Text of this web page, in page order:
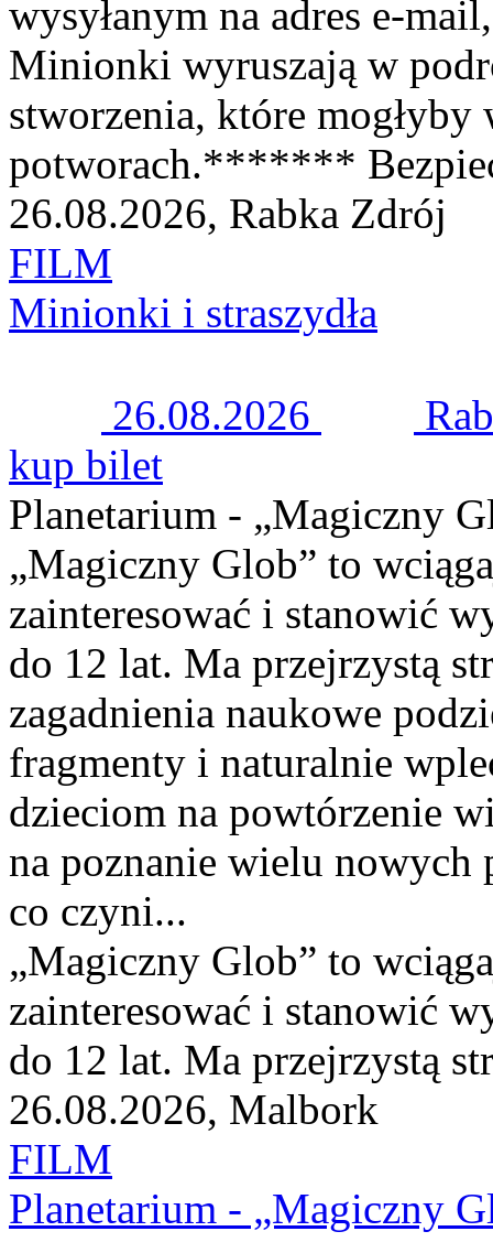
wysyłanym na adres e-
Minionki wyruszają w
stworzenia, które
potworach.*******
26.08.2026, Rabka Zdrój
FILM
Minionki i straszydła
26.08.2026
kup bilet
Planetarium - „Magiczny
„Magiczny Glob” to
zainteresować i stanowić
do 12 lat. Ma przejrzystą
zagadnienia naukowe
fragmenty i naturalnie
dzieciom na powtórzenie
na poznanie wielu nowych
co czyni...
„Magiczny Glob” to
zainteresować i stanowić
do 12 lat. Ma przejrzystą
26.08.2026, Malbork
FILM
Planetarium - „Magiczny